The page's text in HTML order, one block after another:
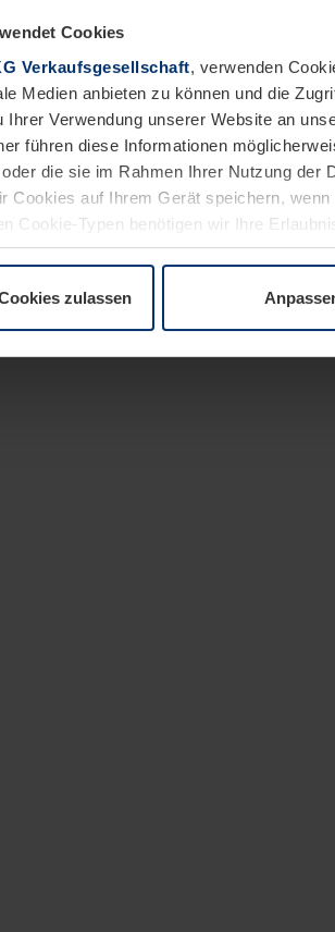
Cookies
Verkaufsgesellschaft, verwenden
Medien anbieten zu können und die
Ihrer Verwendung unserer Website an
führen diese Informationen
die sie im Rahmen Ihrer Nutzung der
Cookies auf Ihrem Gerät speichern,
Cookie-Typen benötigen wir Ihre
Datenschutzerklärungunserer
zulassen